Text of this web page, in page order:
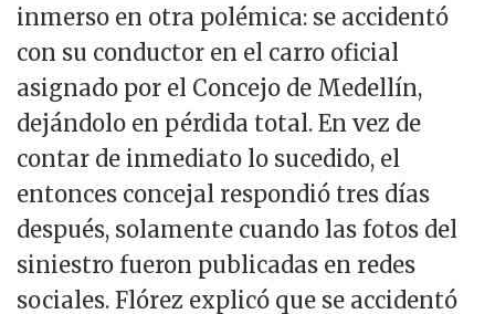
inmerso en otra polémica: se accidentó
con su conductor en el carro oficial
asignado por el Concejo de Medellín,
dejándolo en pérdida total. En vez de
contar de inmediato lo sucedido, el
entonces concejal respondió tres días
después, solamente cuando las fotos del
siniestro fueron publicadas en redes
sociales. Flórez explicó que se accidentó